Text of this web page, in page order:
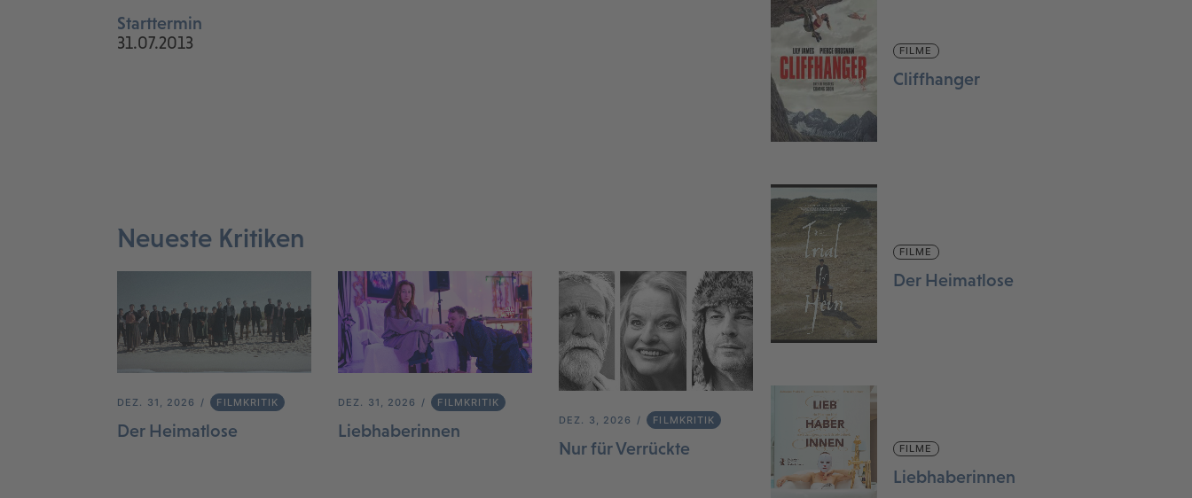
Starttermin
31.07.2013
Neueste Kritiken
DEZ. 31, 2026 FILMKRITIK
Der Heimatlose
DEZ. 31, 2026 FILMKRITIK
Liebhaberinnen
DEZ. 3, 2026 FILMKRITIK
Nur für Verrückte
FILME
Cliffhanger
FILME
Der Heimatlose
FILME
Liebhaberinnen